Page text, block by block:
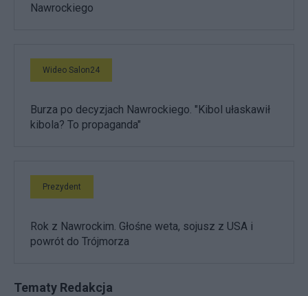
Nawrockiego
Wideo Salon24
Burza po decyzjach Nawrockiego. "Kibol ułaskawił
kibola? To propaganda"
Prezydent
Rok z Nawrockim. Głośne weta, sojusz z USA i
powrót do Trójmorza
Tematy Redakcja